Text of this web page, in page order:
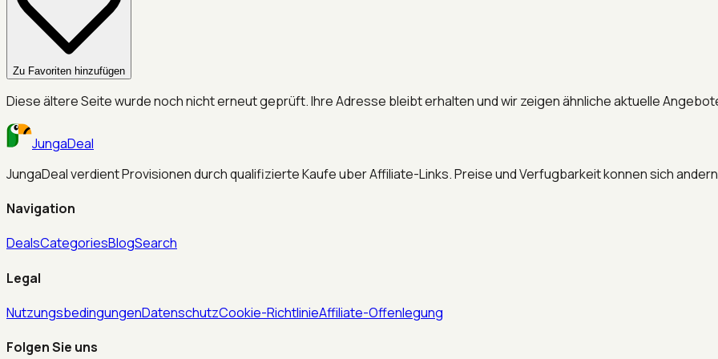
Zu Favoriten hinzufügen
Diese ältere Seite wurde noch nicht erneut geprüft. Ihre Adresse bleibt erhalten und wir zeigen ähnliche aktuelle
JungaDeal
JungaDeal verdient Provisionen durch qualifizierte Kaufe uber Affiliate-Links. Preise und Verfugbarkeit konnen sich
Navigation
DealsCategoriesBlogSearch
Legal
NutzungsbedingungenDatenschutzCookie-RichtlinieAffiliate-Offenlegung
Folgen Sie uns